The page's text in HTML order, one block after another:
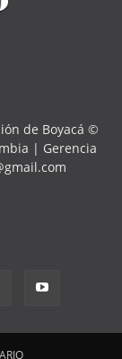
de Boyacá ©
| Gerencia